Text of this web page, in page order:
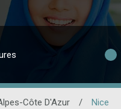
Côte D'Azur / Nice